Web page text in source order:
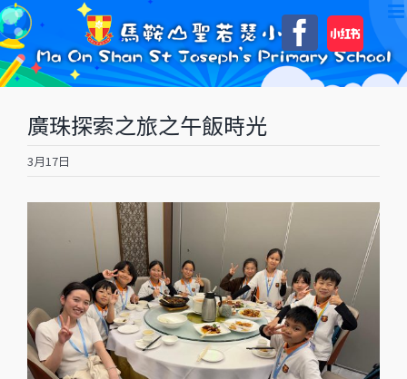
Skip
to
content
自
訂
廣珠探索之旅之午飯時光
3月17日